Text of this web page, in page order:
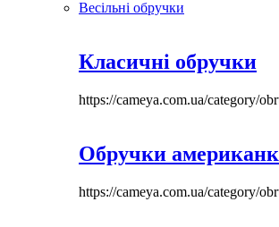
Весільні обручки
Класичні обручки
https://cameya.com.ua/category/
Обручки
https://cameya.com.ua/category/